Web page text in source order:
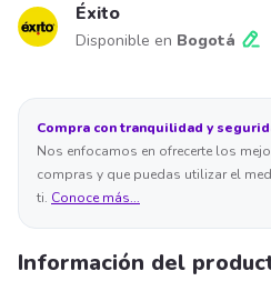
Éxito
Disponible en Bogotá
Compra con tranquilidad y
Nos enfocamos en ofrecerte los
compras y que puedas utilizar el
ti. Conoce más...
Información del